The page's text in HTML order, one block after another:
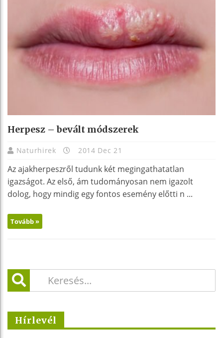
Herpesz – bevált módszerek
Naturhirek 2014 Dec 21
Az ajakherpeszről tudunk két megingathatatlan
igazságot. Az első, ám tudományosan nem igazolt
dolog, hogy mindig egy fontos esemény előtti n ...
Tovább »
Hírlevél